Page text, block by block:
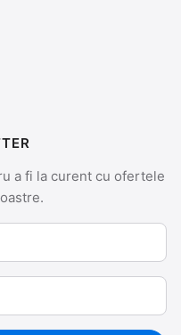
a fi la curent cu ofertele